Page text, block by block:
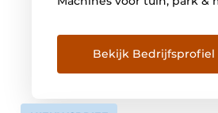
Bekijk Bedrijfsprofiel